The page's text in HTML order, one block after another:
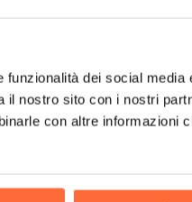
dei social media
nostro sito con i nostri
con altre informazioni
online, offrendoti un
tuo business e
posizionato tra i
grazie alle nostre
più conosciuto e